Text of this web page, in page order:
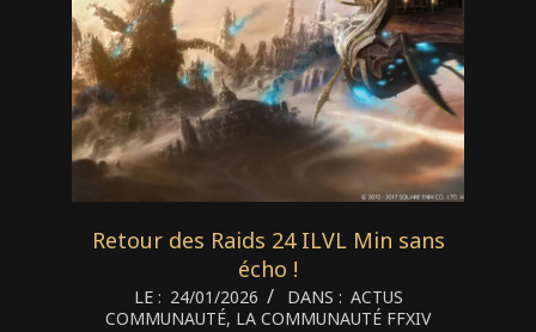
Retour des Raids 24 ILVL Min sans
écho !
LE : 24/01/2026 DANS : ACTUS
COMMUNAUTÉ, LA COMMUNAUTÉ FFXIV